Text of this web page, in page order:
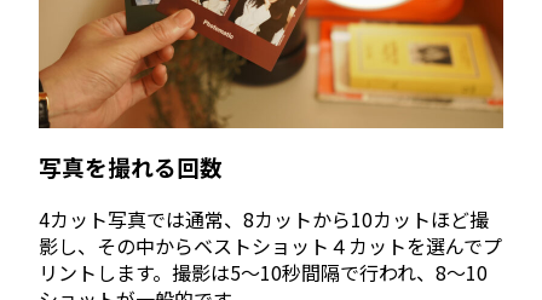
写真を撮れる回数
4カット写真では通常、8カットから10カットほど撮
影し、その中からベストショット４カットを選んでプ
リントします。撮影は5〜10秒間隔で行われ、8〜10